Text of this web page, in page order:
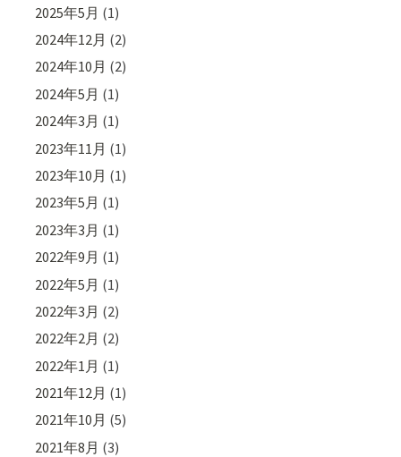
2025年5月 (1)
2024年12月 (2)
2024年10月 (2)
2024年5月 (1)
2024年3月 (1)
2023年11月 (1)
2023年10月 (1)
2023年5月 (1)
2023年3月 (1)
2022年9月 (1)
2022年5月 (1)
2022年3月 (2)
2022年2月 (2)
2022年1月 (1)
2021年12月 (1)
2021年10月 (5)
2021年8月 (3)